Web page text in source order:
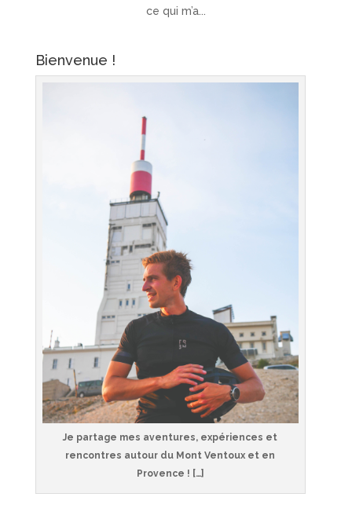
ce qui m’a...
Bienvenue !
Je partage mes aventures, expériences et
rencontres autour du Mont Ventoux et en
Provence ! […]